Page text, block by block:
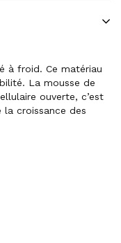
à froid. Ce matériau
La mousse de
ouverte, c’est
croissance des